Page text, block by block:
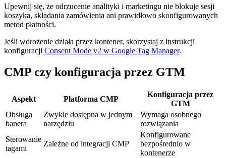
Upewnij się, że odrzucenie analityki i marketingu nie blokuje sesji
koszyka, składania zamówienia ani prawidłowo skonfigurowanych
metod płatności.
Jeśli wdrożenie działa przez kontener, skorzystaj z instrukcji
konfiguracji Consent Mode v2 w Google Tag Manager.
CMP czy konfiguracja przez GTM
Aspekt Platforma CMP
Konfiguracja przez
GTM
Obsługa
banera
Zwykle dostępna w jednym
narzędziu
Wymaga osobnego
rozwiązania
Sterowanie
tagami
Zależne od integracji CMP
Konfigurowane
bezpośrednio w
kontenerze